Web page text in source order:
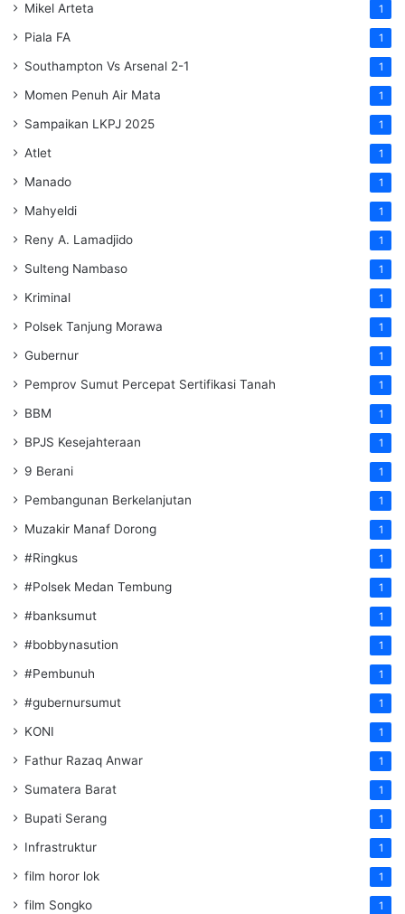
Mikel Arteta 1
Piala FA 1
Southampton Vs Arsenal 2-1 1
Momen Penuh Air Mata 1
Sampaikan LKPJ 2025 1
Atlet 1
Manado 1
Mahyeldi 1
Reny A. Lamadjido 1
Sulteng Nambaso 1
Kriminal 1
Polsek Tanjung Morawa 1
Gubernur 1
Pemprov Sumut Percepat Sertifikasi Tanah 1
BBM 1
BPJS Kesejahteraan 1
9 Berani 1
Pembangunan Berkelanjutan 1
Muzakir Manaf Dorong 1
#Ringkus 1
#Polsek Medan Tembung 1
#banksumut 1
#bobbynasution 1
#Pembunuh 1
#gubernursumut 1
KONI 1
Fathur Razaq Anwar 1
Sumatera Barat 1
Bupati Serang 1
Infrastruktur 1
film horor lok 1
film Songko 1